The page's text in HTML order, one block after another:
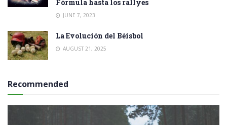
Fórmula hasta los rallyes
JUNE 7, 2023
La Evolución del Béisbol
AUGUST 21, 2025
Recommended